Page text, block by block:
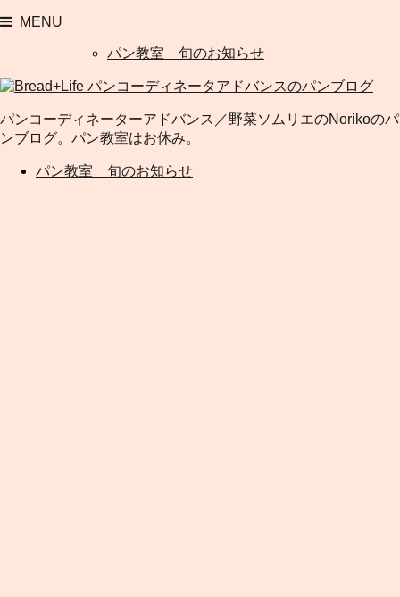
MENU
パン教室 旬のお知らせ
パンコーディネーターアドバンス／野菜ソムリエのNorikoのパ
ンブログ。パン教室はお休み。
パン教室 旬のお知らせ